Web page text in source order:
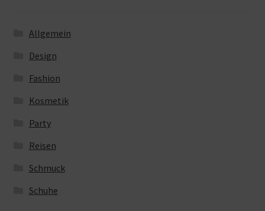
Allgemein
Design
Fashion
Kosmetik
Party
Reisen
Schmuck
Schuhe